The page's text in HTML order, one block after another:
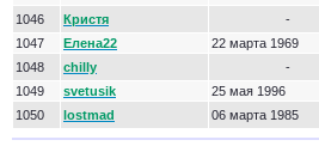
1046
Кристя -
1047
Елена22 22 марта 1969
1048
chilly -
1049
svetusik 25 мая 1996
1050
lostmad 06 марта 1985